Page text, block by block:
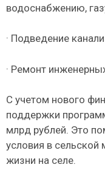
водоснабжению,
· Подведение
· Ремонт
С учетом нового
поддержки
млрд рублей. Это
условия в
жизни на селе.